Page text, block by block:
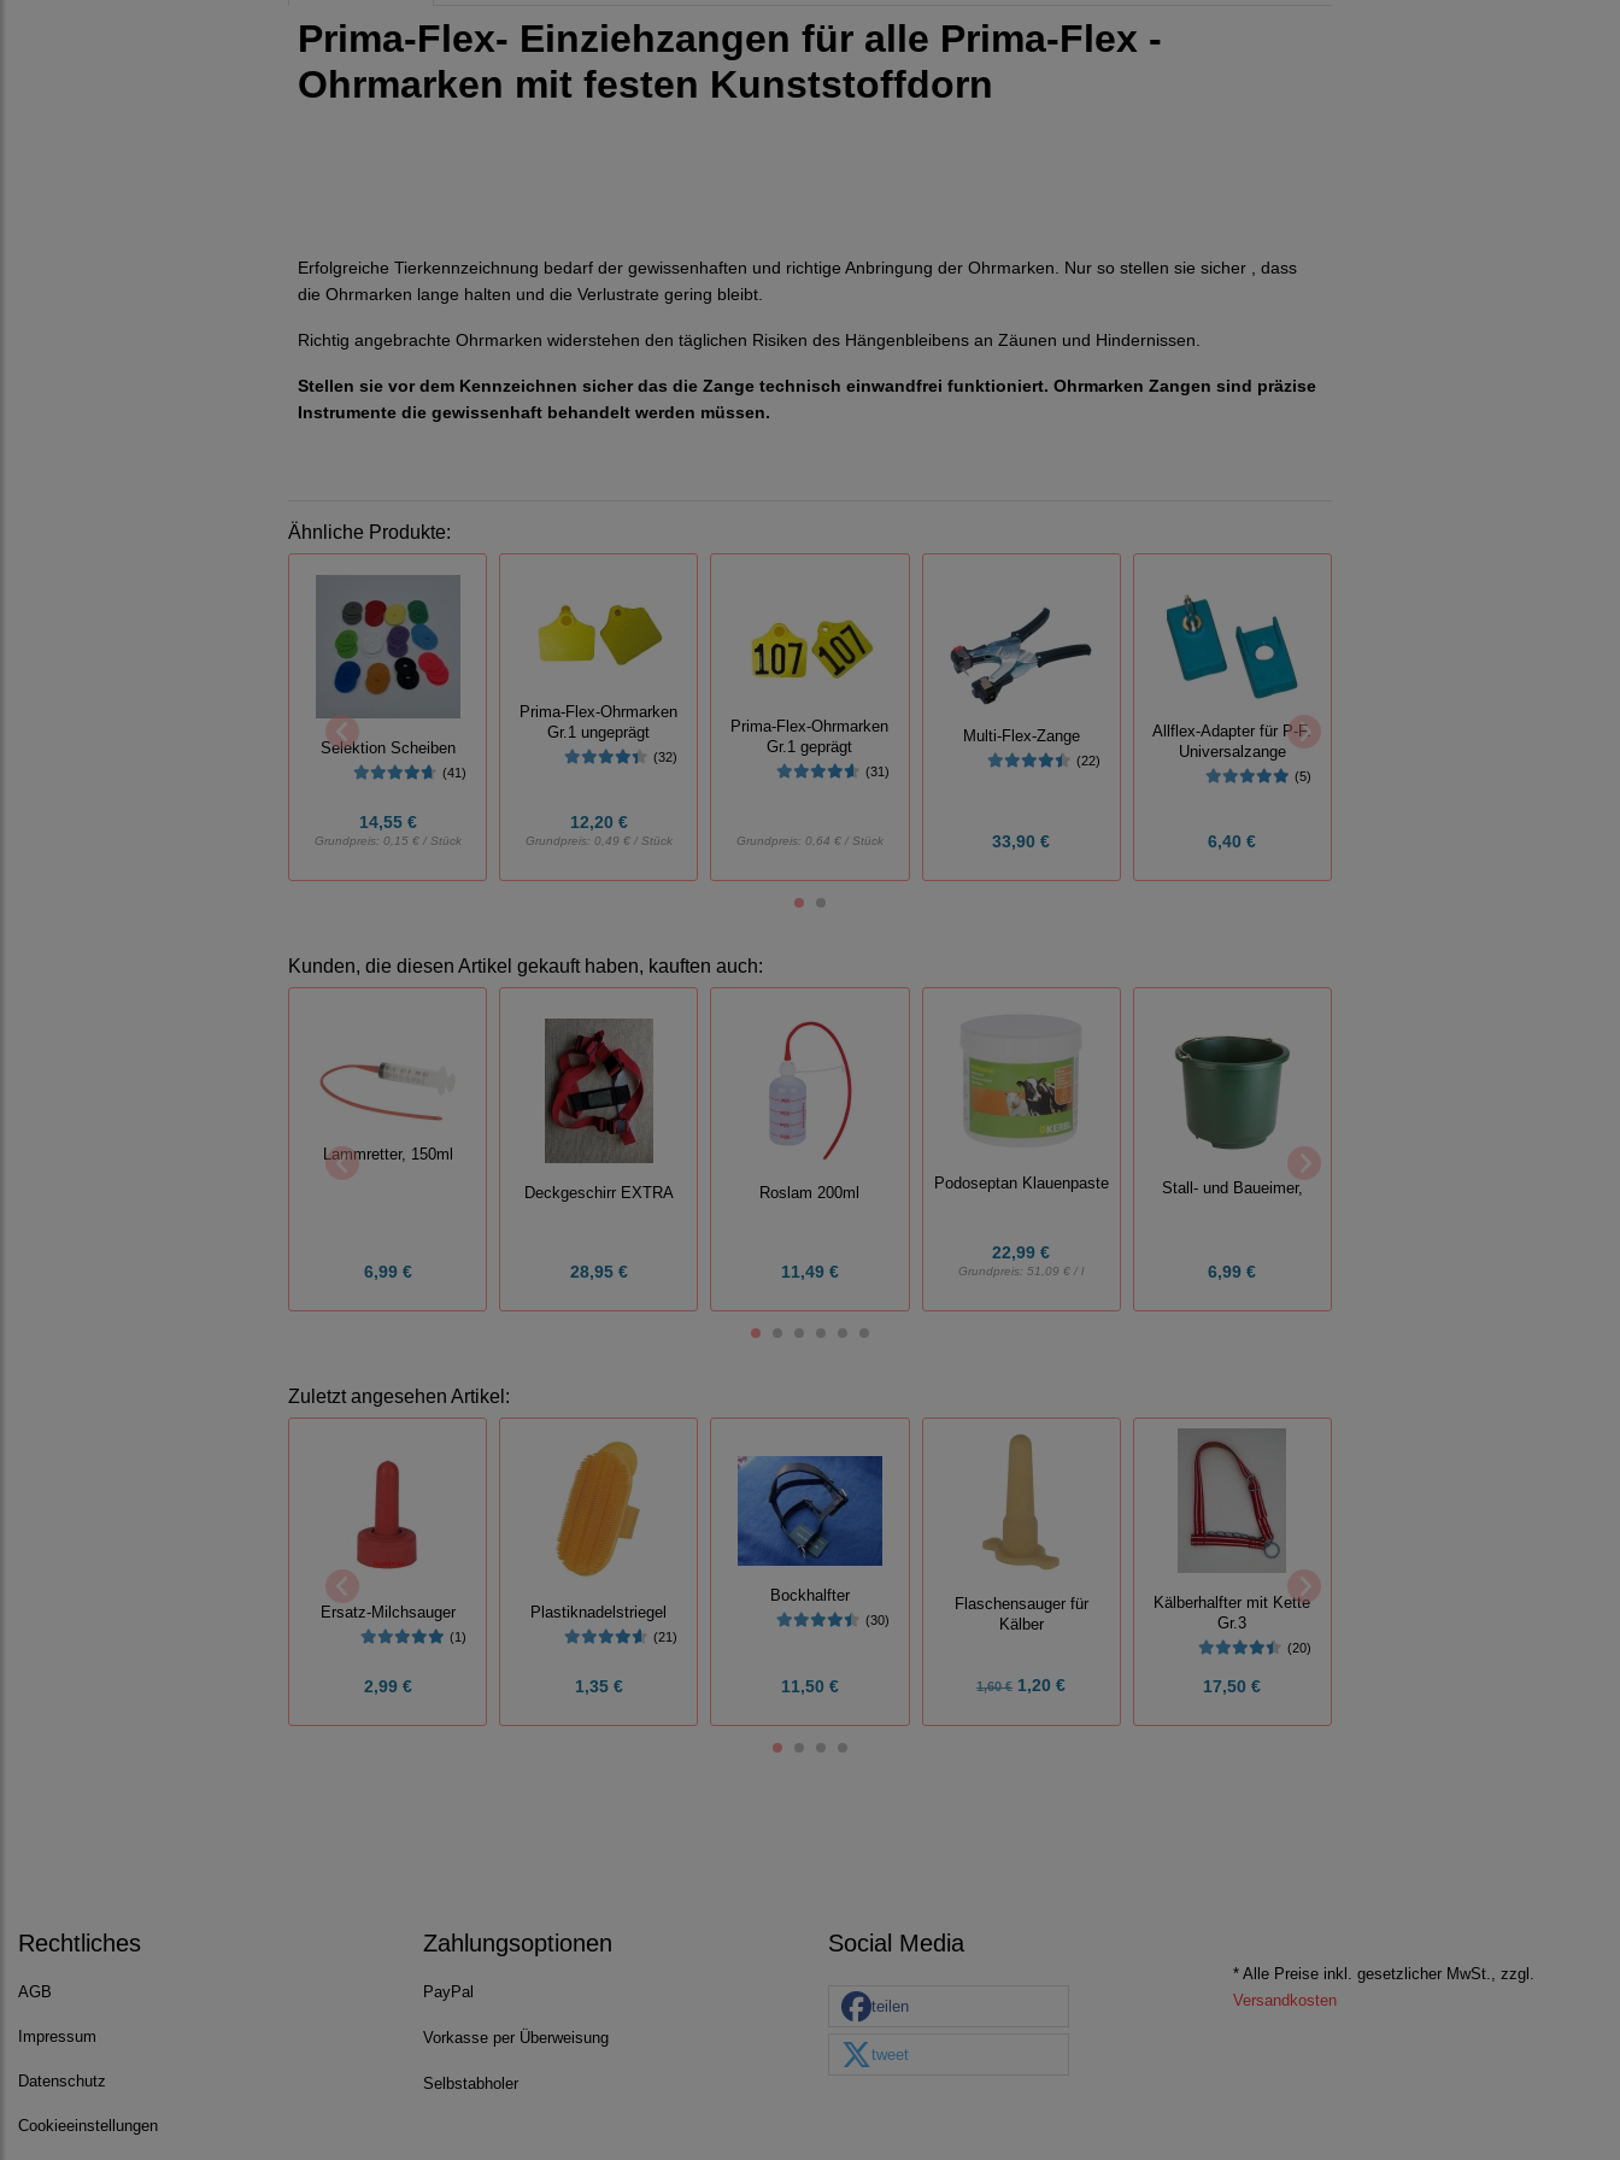
Prima-Flex- Einziehzangen für alle Prima-Flex -
Ohrmarken mit festen Kunststoffdorn
Erfolgreiche Tierkennzeichnung bedarf der gewissenhaften und richtige Anbringung der Ohrmarken. Nur so stellen sie sicher , dass
die Ohrmarken lange halten und die Verlustrate gering bleibt.
Richtig angebrachte Ohrmarken widerstehen den täglichen Risiken des Hängenbleibens an Zäunen und Hindernissen.
Stellen sie vor dem Kennzeichnen sicher das die Zange technisch einwandfrei funktioniert. Ohrmarken Zangen sind präzise
Instrumente die gewissenhaft behandelt werden müssen.
Ähnliche Produkte:
Selektion Scheiben
(41)
14,55 €
Grundpreis: 0,15 € / Stück
Prima-Flex-Ohrmarken
Gr.1 ungeprägt
(32)
12,20 €
Grundpreis: 0,49 € / Stück
Prima-Flex-Ohrmarken
Gr.1 geprägt
(31)
Grundpreis: 0,64 € / Stück
Multi-Flex-Zange
(22)
33,90 €
Allflex-Adapter für P-F.
Universalzange
(5)
6,40 €
Kunden, die diesen Artikel gekauft haben, kauften auch:
Lammretter, 150ml
6,99 €
Deckgeschirr EXTRA
28,95 €
Roslam 200ml
11,49 €
Podoseptan Klauenpaste
22,99 €
Grundpreis:51,09 € / l
Stall- und Baueimer,
6,99 €
Zuletzt angesehen Artikel:
Ersatz-Milchsauger
(1)
2,99 €
Plastiknadelstriegel
(21)
1,35 €
Bockhalfter
(30)
11,50 €
Flaschensauger für
Kälber
1,60 € 1,20 €
Kälberhalfter mit Kette
Gr.3
(20)
17,50 €
Rechtliches
AGB
Impressum
Datenschutz
Cookieeinstellungen
Zahlungsoptionen
PayPal
Vorkasse per Überweisung
Selbstabholer
Social Media
teilen
tweet
* Alle Preise inkl. gesetzlicher MwSt., zzgl.
Versandkosten